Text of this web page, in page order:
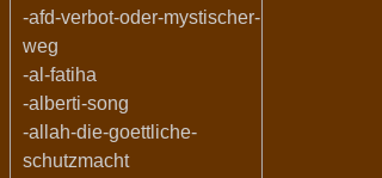
-afd-verbot-oder-mystischer-
weg
-al-fatiha
-alberti-song
-allah-die-goettliche-
schutzmacht